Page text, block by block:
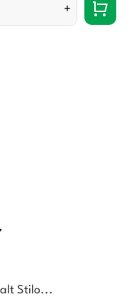
+
Stilo...